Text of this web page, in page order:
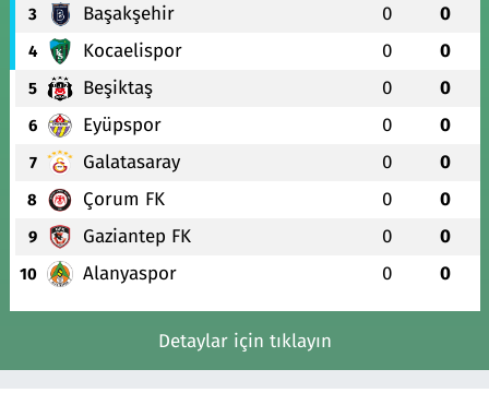
3 Başakşehir 0 0
4 Kocaelispor 0 0
5 Beşiktaş 0 0
6 Eyüpspor 0 0
7 Galatasaray 0 0
8 Çorum FK 0 0
9 Gaziantep FK 0 0
10 Alanyaspor 0 0
Detaylar için tıklayın